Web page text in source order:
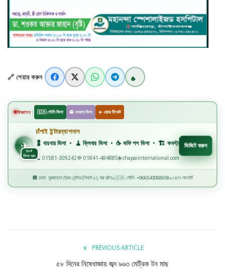
পটুয়াখালী
জাতীয়
স্বাস্থ্য
লাইফ স্টাইল
🔗 শেয়ার করুন
বিজ্ঞাপন | 🇸🇦 সৌদি ভিসা 🕋 ওমরাহ ভিসা ✈️ এয়ার টিকেট
✈৪০+
ভিসা ধরন
চাঁপাই ইন্টারন্যাশনাল
💈 বারবার ভিসা • 🧹 ক্লিনার ভিসা • ☕ কফি শপ ভিসা • 🏗️ কনস্ট্রাকশন ভিসা • 🏭
📞 01581-309242💬 01841-484885🌐 chapaiinternational.com
ভিজিট করুন
🏢 ঢাকা: নুরজাহান ট্রেড সেন্টার (লিফট-৫), নয়া পল্টন◆🇸🇦 সৌদি: +966543088658◆২৪/৭ সাপোর্ট
✈️
PREVIOUS ARTICLE
৫৮ দিনের নিষেধাজ্ঞায় জব্দ ৯৬৩ মেট্রিক টন মাছ